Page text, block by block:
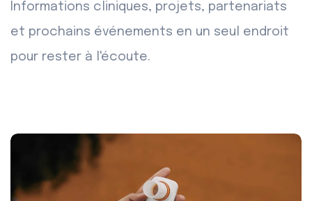
Informations cliniques, projets, partenariats
et prochains événements en un seul endroit
pour rester à l'écoute.